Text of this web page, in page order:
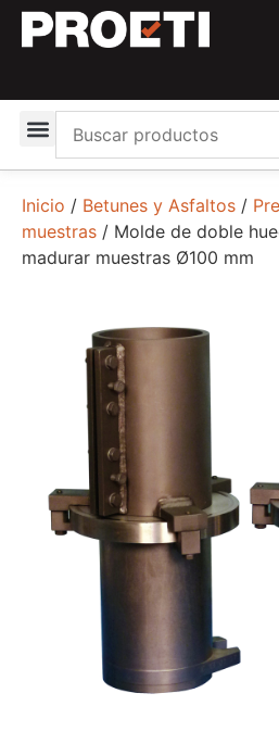
Inicio / Betunes y Asfaltos /
muestras / Molde de doble
madurar muestras Ø100 mm